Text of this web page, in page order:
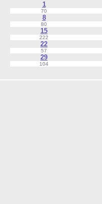
1
70
8
80
15
222
22
57
29
104